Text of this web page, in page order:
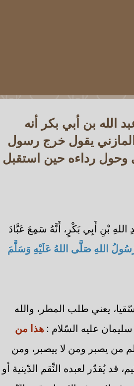
بن أبي بكر أنه
يقول خرج رسول
وحول رداءه حين استقبل
بْنِ أَبِي بَكْرٍ، أَنَّهُ سَمِعَ عَبَّادَ
اللهِ صَلَّى اللهُ عَلَيْهِ وَسَلَّمَ
يعني طلب المطر، والله
عليه السّلام : هذا من
من يصبر ومن لا ييصبر، ومن
قد يُقدّر لعبده النِّقم الدّينية أو